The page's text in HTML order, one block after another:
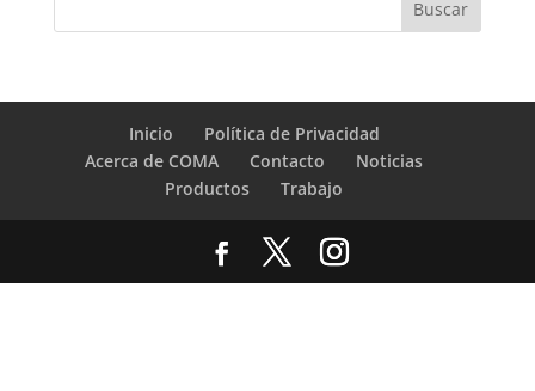
Inicio
Política de Privacidad
Acerca de COMA
Contacto
Noticias
Productos
Trabajo